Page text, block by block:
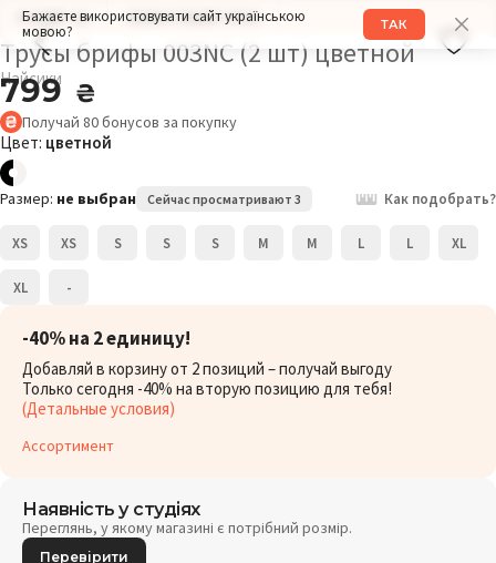
Бажаєте використовувати сайт українською
мовою?
ТАК
РАЗМЕР: XS ОБХВАТ БЕДЕР: 99СМ
Трусы брифы 003NC (2 шт) цветной
Найсики
799 ₴
Получай 80бонусов за покупку
Цвет: цветной
Размер: не выбран Сейчас просматривают 3 Как подобрать?
XS XS S S S M M L L XL
XL -
-40% на 2 единицу!
Добавляй в корзину от 2 позиций – получай выгоду
Только сегодня -40% на вторую позицию для тебя!
(Детальные условия)
Ассортимент
Наявність у студіях
Переглянь, у якому магазині є потрібний розмір.
Перевірити